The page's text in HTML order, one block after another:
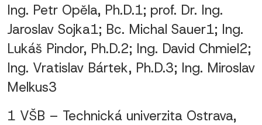
Ing. Petr Opěla, Ph.D.1; prof. Dr. Ing.
Jaroslav Sojka1; Bc. Michal Sauer1; Ing.
Lukáš Pindor, Ph.D.2; Ing. David Chmiel2;
Ing. Vratislav Bártek, Ph.D.3; Ing. Miroslav
Melkus3
1 VŠB – Technická univerzita Ostrava,